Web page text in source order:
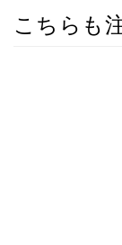
こちらも